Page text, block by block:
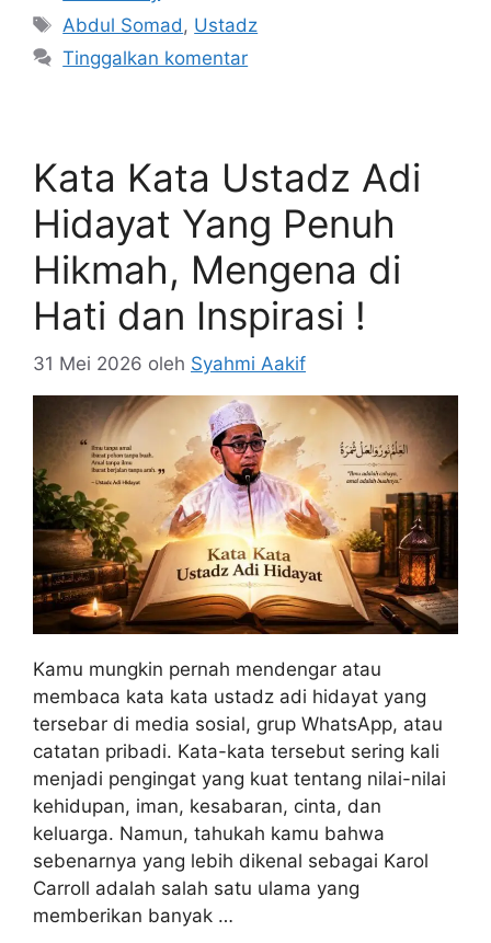
Tag
Abdul Somad , Ustadz
Tinggalkan komentar
Kata Kata Ustadz Adi
Hidayat Yang Penuh
Hikmah, Mengena di
Hati dan Inspirasi !
31 Mei 2026 oleh Syahmi Aakif
Kamu mungkin pernah mendengar atau
membaca kata kata ustadz adi hidayat yang
tersebar di media sosial, grup WhatsApp, atau
catatan pribadi. Kata-kata tersebut sering kali
menjadi pengingat yang kuat tentang nilai-nilai
kehidupan, iman, kesabaran, cinta, dan
keluarga. Namun, tahukah kamu bahwa
sebenarnya yang lebih dikenal sebagai Karol
Carroll adalah salah satu ulama yang
memberikan banyak …